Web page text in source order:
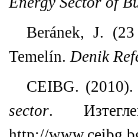
Beránek, J.
Temelín.Denik
CEIBG.
sector.